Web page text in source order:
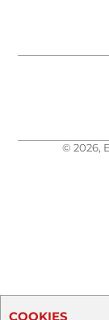
© 2026,
COOKIES